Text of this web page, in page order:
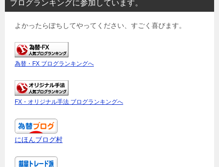
ブログランキングに参加しています。
よかったらぽちしてやってください、すごく喜びます。
為替・FX ブログランキングへ
FX・オリジナル手法 ブログランキングへ
にほんブログ村